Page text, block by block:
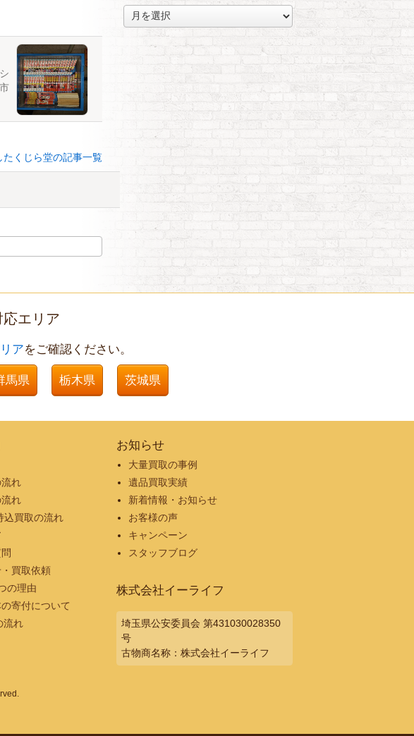
くじら堂の記事一覧
ー
エリア
アをご確認ください。
馬県 栃木県 茨城県
れ
れ
込買取の流れ
買取依頼
の理由
寄付について
流れ
お知らせ
大量買取の事例
遺品買取実績
新着情報・お知らせ
お客様の声
キャンペーン
スタッフブログ
株式会社イーライフ
埼玉県公安委員会 第431030028350
号
古物商名称：株式会社イーライフ